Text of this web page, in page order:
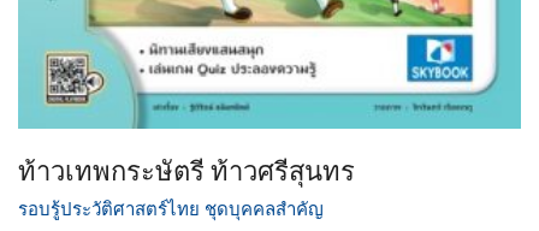
ท้าวเทพกระษัตรี ท้าวศรีสุนทร
รอบรู้ประวัติศาสตร์ไทย ชุดบุคคลสำคัญ